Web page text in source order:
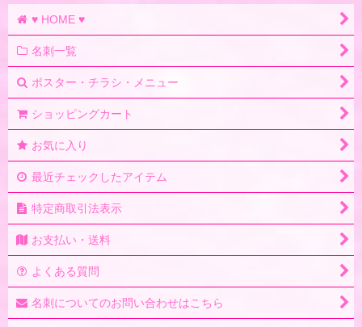
♥ HOME ♥
名刺一覧
ポスター・チラシ・メニュー
ショッピングカート
お気に入り
最近チェックしたアイテム
特定商取引法表示
お支払い・送料
よくある質問
名刺についてのお問い合わせはこちら